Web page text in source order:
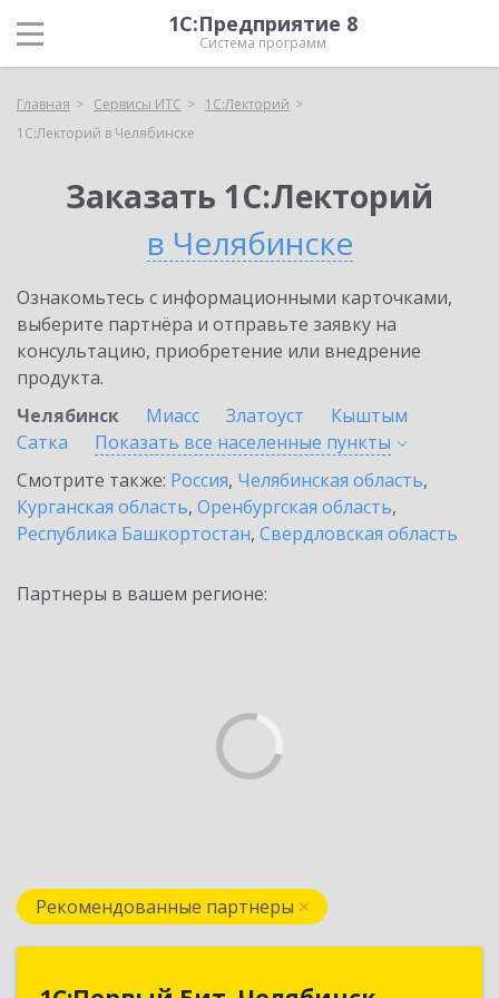
1С:Предприятие 8
Система программ
Главная Сервисы ИТС
1С:Лекторий
1С:Лекторий в Челябинске
Заказать 1С:Лекторий
в Челябинске
Ознакомьтесь с информационными карточками,
выберите партнёра и отправьте заявку на
консультацию, приобретение или внедрение
продукта.
Челябинск
Миасс Златоуст
Кыштым
Сатка
Показать все населенные пункты
Смотрите также: Россия, Челябинская область,
Курганская область, Оренбургская область,
Республика Башкортостан, Свердловская область
Партнеры в вашем регионе:
Рекомендованные партнеры
1С:Первый Бит, Челябинск